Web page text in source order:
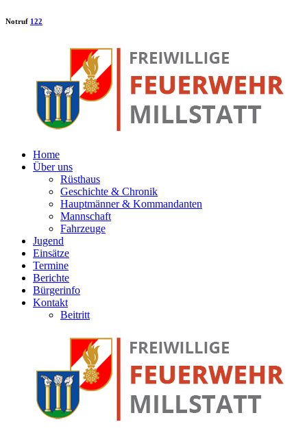
Notruf 122
Home
Über uns
Rüsthaus
Geschichte & Chronik
Hauptmänner & Kommandanten
Mannschaft
Fahrzeuge
Jugend
Einsätze
Termine
Berichte
Bürgerinfo
Kontakt
Beitritt